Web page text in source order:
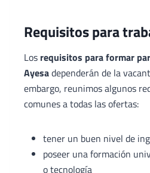
Requisitos para
Los requisitos para formar
Ayesadependerán de la
embargo, reunimos algunos
comunes a todas las ofertas:
tener un buen nivel de
poseer una formación
o tecnología